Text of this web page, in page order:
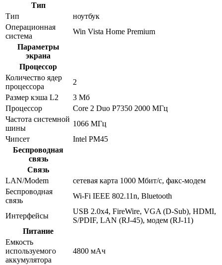
Тип
Тип
ноутбук
Операционная
система
Win Vista Home Premium
Параметры
экрана
Процессор
Количество ядер
процессора
2
Размер кэша L2
3 Мб
Процессор
Core 2 Duo P7350 2000 МГц
Частота системной
шины
1066 МГц
Чипсет
Intel PM45
Беспроводная
связь
Связь
LAN/Modem
сетевая карта 1000 Мбит/c, факс-модем
Беспроводная
связь
Wi-Fi IEEE 802.11n, Bluetooth
Интерфейсы
USB 2.0x4, FireWire, VGA (D-Sub), HDMI,
S/PDIF, LAN (RJ-45), модем (RJ-11)
Питание
Емкость
используемого
аккумулятора
4800 мАч